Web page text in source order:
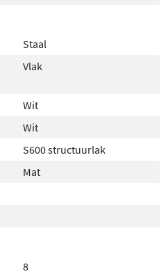
Staal
Vlak
Wit
Wit
S600 structuurlak
Mat
8